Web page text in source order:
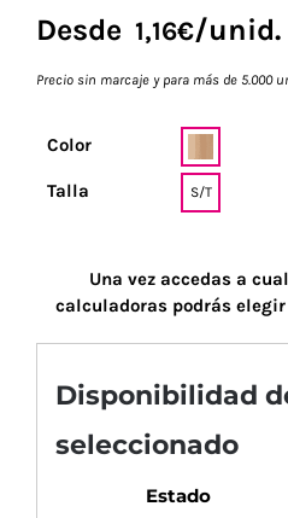
Desde 1,16€/unid.
Precio sin marcaje y para más de 5.000
Color
Talla S/T
Una vez accedas a
calculadoras podrás
Disponibilidad
seleccionado
Estado